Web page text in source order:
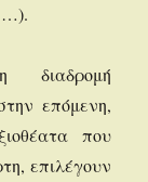
…).
διαδρομή
επόμενη,
που
επιλέγουν